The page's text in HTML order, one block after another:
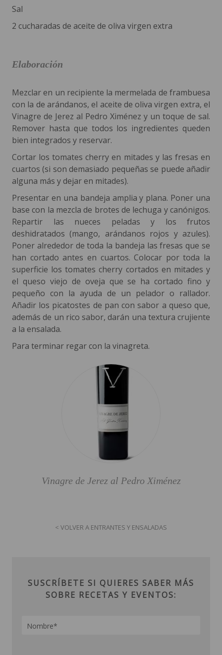
Sal
2 cucharadas de aceite de oliva virgen extra
Elaboración
Mezclar en un recipiente la mermelada de frambuesa
con la de arándanos, el aceite de oliva virgen extra, el
Vinagre de Jerez al Pedro Ximénez y un toque de sal.
Remover hasta que todos los ingredientes queden
bien integrados y reservar.
Cortar los tomates cherry en mitades y las fresas en
cuartos (si son demasiado pequeñas se puede añadir
alguna más y dejar en mitades).
Presentar en una bandeja amplia y plana. Poner una
base con la mezcla de brotes de lechuga y canónigos.
Repartir las nueces peladas y los frutos
deshidratados (mango, arándanos rojos y azules).
Poner alrededor de toda la bandeja las fresas que se
han cortado antes en cuartos. Colocar por toda la
superficie los tomates cherry cortados en mitades y
el queso viejo de oveja que se ha cortado fino y
pequeño con la ayuda de un pelador o rallador.
Añadir los picatostes de pan con sabor a queso que,
además de un rico sabor, darán una textura crujiente
a la ensalada.
Para terminar regar con la vinagreta.
Vinagre de Jerez al Pedro Ximénez
< VOLVER A ENTRANTES Y ENSALADAS
SUSCRÍBETE SI QUIERES SABER MÁS
SOBRE RECETAS Y EVENTOS: